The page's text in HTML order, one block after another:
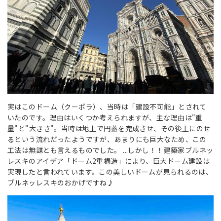
実はこのドーム（クーポラ）、当時は「建設不可能」とされて
いたのです。理由はいくつか考えられますが、主な理由は"重
量"と"大きさ"。当時は地上で円蓋を完成させ、その後上にのせ
るという流れだったようですが、あまりにも巨大なため、この
工法は無謀とも言えるものでした。 ...しかし！！建築家ブルネッ
レスキのアイデア「ドーム2重構造」により、巨大ドーム建設は
実現したと言われています。この美しいドームが見られるのは、
ブルネッレスキのおかげですね♪